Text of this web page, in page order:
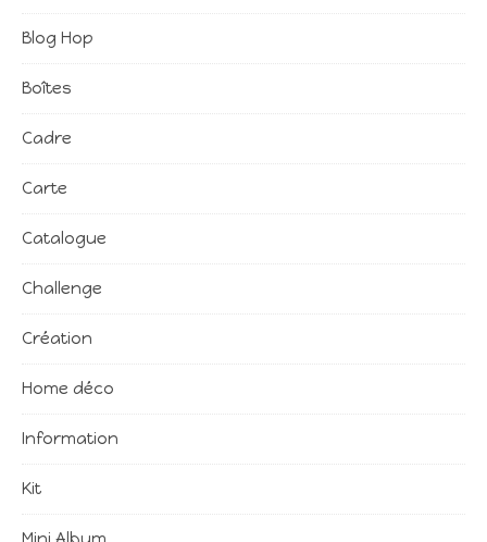
Blog Hop
Boîtes
Cadre
Carte
Catalogue
Challenge
Création
Home déco
Information
Kit